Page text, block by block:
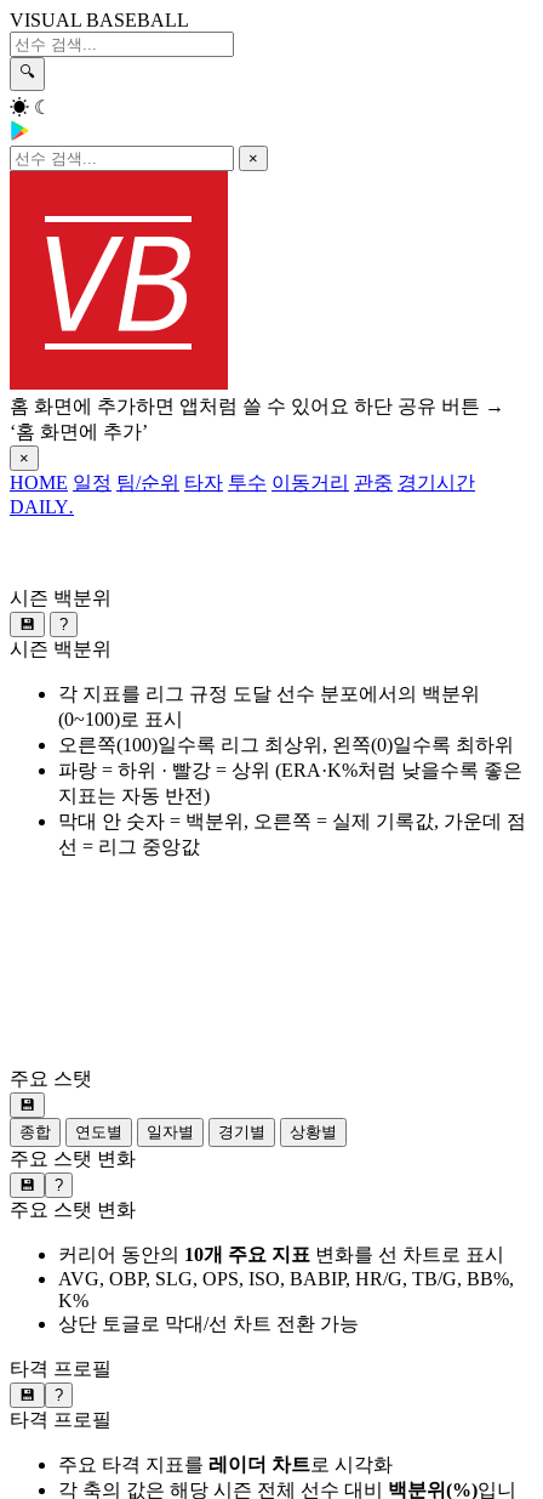
VISUAL BASEBALL
🔍
☀ ☾
×
홈 화면에 추가하면 앱처럼 쓸 수 있어요 하단 공유 버튼 →
‘홈 화면에 추가’
×
HOME 일정 팀/순위 타자 투수 이동거리 관중 경기시간
DAILY.
시즌 백분위
💾 ?
시즌 백분위
각 지표를 리그 규정 도달 선수 분포에서의 백분위
(0~100)로 표시
오른쪽(100)일수록 리그 최상위, 왼쪽(0)일수록 최하위
파랑 = 하위 · 빨강 = 상위 (ERA·K%처럼 낮을수록 좋은
지표는 자동 반전)
막대 안 숫자 = 백분위, 오른쪽 = 실제 기록값, 가운데 점
선 = 리그 중앙값
주요 스탯
💾
종합
연도별 일자별 경기별 상황별
주요 스탯 변화
💾 ?
주요 스탯 변화
커리어 동안의 10개 주요 지표 변화를 선 차트로 표시
AVG, OBP, SLG, OPS, ISO, BABIP, HR/G, TB/G, BB%,
K%
상단 토글로 막대/선 차트 전환 가능
타격 프로필
💾 ?
타격 프로필
주요 타격 지표를 레이더 차트로 시각화
각 축의 값은 해당 시즌 전체 선수 대비 백분위(%)입니